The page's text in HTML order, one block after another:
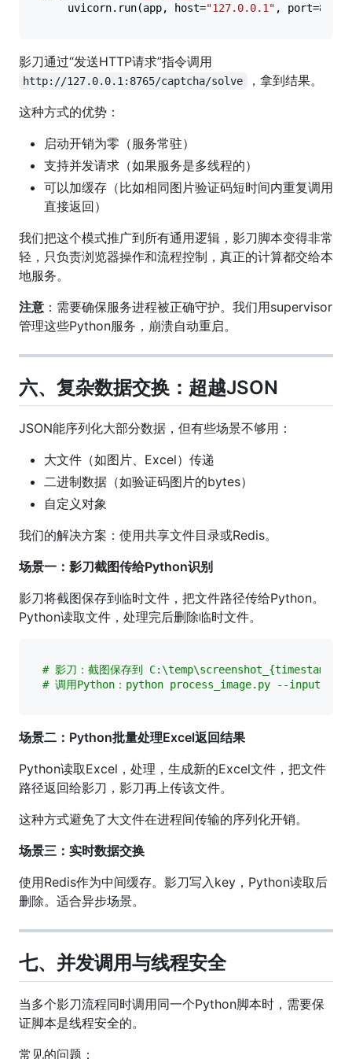
    uvicorn.run(app, host=
"127.0.0.1" , port=8765
影刀通过“发送HTTP请求”指令调用
http://127.0.0.1:8765/captcha/solve
，拿到结果。
这种方式的优势：
启动开销为零（服务常驻）
支持并发请求（如果服务是多线程的）
可以加缓存（比如相同图片验证码短时间内重复调用
直接返回）
我们把这个模式推广到所有通用逻辑，影刀脚本变得非常
轻，只负责浏览器操作和流程控制，真正的计算都交给本
地服务。
注意 ：需要确保服务进程被正确守护。我们用supervisor
管理这些Python服务，崩溃自动重启。
六、复杂数据交换：超越JSON
JSON能序列化大部分数据，但有些场景不够用：
大文件（如图片、Excel）传递
二进制数据（如验证码图片的bytes）
自定义对象
我们的解决方案：使用共享文件目录或Redis。
场景一：影刀截图传给Python识别
影刀将截图保存到临时文件，把文件路径传给Python。
Python读取文件，处理完后删除临时文件。
# 影刀：截图保存到
# 调用Python：python process_image.py --input
场景二：Python批量处理Excel返回结果
Python读取Excel，处理，生成新的Excel文件，把文件
路径返回给影刀，影刀再上传该文件。
这种方式避免了大文件在进程间传输的序列化开销。
场景三：实时数据交换
使用Redis作为中间缓存。影刀写入key，Python读取后
删除。适合异步场景。
七、并发调用与线程安全
当多个影刀流程同时调用同一个Python脚本时，需要保
证脚本是线程安全的。
常见的问题：